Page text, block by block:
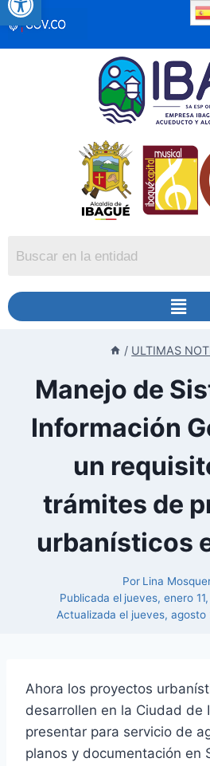
/ ULTIMAS
Manejo de
Información
un
trámites de
urbanísticos
Por Lina
Publicada el jueves, enero
Actualizada el jueves, agosto
Ahora los proyectos
desarrollen en la Ciudad de
presentar para servicio de
planos y documentación en